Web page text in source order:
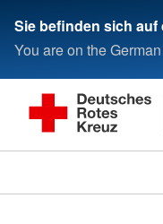
Sie befinden sich
You are on the